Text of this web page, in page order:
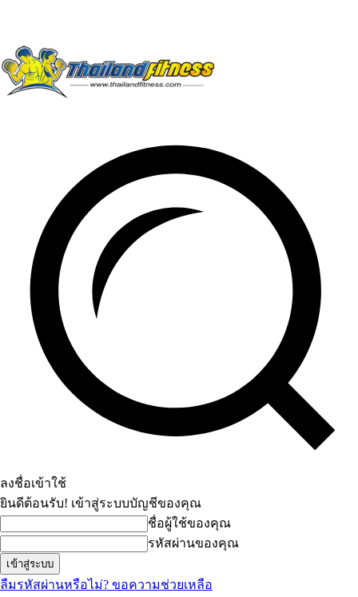
ลงชื่อเข้าใช้
ยินดีต้อนรับ! เข้าสู่ระบบบัญชีของคุณ
ชื่อผู้ใช้ของคุณ
รหัสผ่านของคุณ
ลืมรหัสผ่านหรือไม่? ขอความช่วยเหลือ